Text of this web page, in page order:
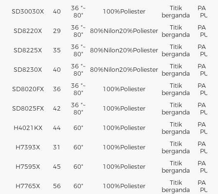
SD30030X 40
36 "~
80"
100%Poliester
Titik
berganda
PA +
PU
SD8220X 29
36 "~
80"
80%Nilon20%Poliester
Titik
berganda
PA +
PU
SD8225X 35
36 "~
80"
80%Nilon20%Poliester
Titik
berganda
PA +
PU
SD8230X 40
36 "~
80"
80%Nilon20%Poliester
Titik
berganda
PA +
PU
SD8020FX 36
36 "~
80"
100%Poliester
Titik
berganda
PA +
PU
SD8025FX 42
36 "~
80"
100%Poliester
Titik
berganda
PA +
PU
H4021KX 44 60" 100%Poliester
Titik
berganda
PA +
PU
H7393X 31 60" 100%Poliester
Titik
berganda
PA +
PU
H7595X 45 60" 100%Poliester
Titik
berganda
PA +
PU
H7765X 56 60" 100%Poliester
Titik
berganda
PA +
PU